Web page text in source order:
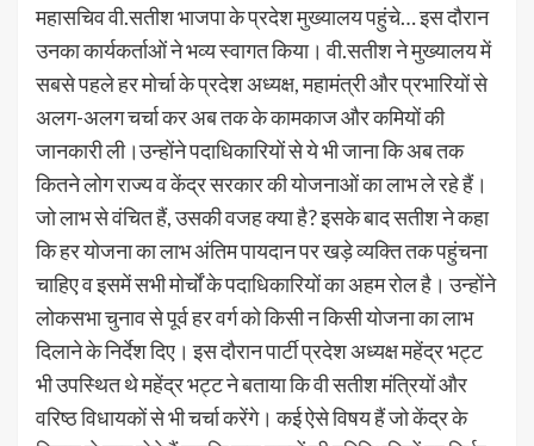
महासचिव वी.सतीश भाजपा के प्रदेश मुख्यालय पहुंचे… इस दौरान
उनका कार्यकर्ताओं ने भव्य स्वागत किया। वी.सतीश ने मुख्यालय में
सबसे पहले हर मोर्चा के प्रदेश अध्यक्ष, महामंत्री और प्रभारियों से
अलग-अलग चर्चा कर अब तक के कामकाज और कमियों की
जानकारी ली।उन्होंने पदाधिकारियों से ये भी जाना कि अब तक
कितने लोग राज्य व केंद्र सरकार की योजनाओं का लाभ ले रहे हैं।
जो लाभ से वंचित हैं, उसकी वजह क्या है? इसके बाद सतीश ने कहा
कि हर योजना का लाभ अंतिम पायदान पर खड़े व्यक्ति तक पहुंचना
चाहिए व इसमें सभी मोर्चों के पदाधिकारियों का अहम रोल है। उन्होंने
लोकसभा चुनाव से पूर्व हर वर्ग को किसी न किसी योजना का लाभ
दिलाने के निर्देश दिए। इस दौरान पार्टी प्रदेश अध्यक्ष महेंद्र भट्ट
भी उपस्थित थे महेंद्र भट्ट ने बताया कि वी सतीश मंत्रियों और
वरिष्ठ विधायकों से भी चर्चा करेंगे। कई ऐसे विषय हैं जो केंद्र के